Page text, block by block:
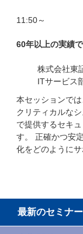
11:50～
60年以上の実績
株式会社東証
ITサービス
本セッションで
クリティカルな
で提供するセキ
す。 正確かつ安
化をどのようにサ
最新のセミナ